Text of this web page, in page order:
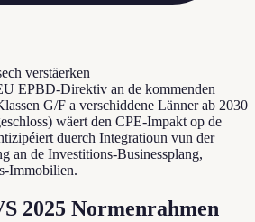
verstäerken
EPBD-Direktiv an de kommenden
G/F a verschiddene Länner ab 2030
wäert den CPE-Impakt op de
duerch Integratioun vun der
an de Investitions-Businessplang,
Immobilien.
2025 Normenrahmen